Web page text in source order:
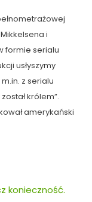
i
formie serialu
usłyszymy
z serialu
królem”.
amerykański